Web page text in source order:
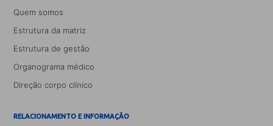
Quem somos
Estrutura da matriz
Estrutura de gestão
Organograma médico
Direção corpo clínico
RELACIONAMENTO E INFORMAÇÃO